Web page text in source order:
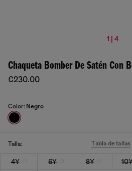
1 | 4
Chaqueta Bomber De Satén Con
€230.00
Color: Negro
Talla: Tabla de tallas
4Y 6Y 8Y